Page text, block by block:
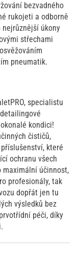
bezvadného
rukojeti a odborně
úkony
střechami
pneumatik.
specialistu
kondici!
čističů,
které
ochranu všech
maximální účinnost,
profesionály, tak
dopřát jen tu
výsledků bez
péči, díky